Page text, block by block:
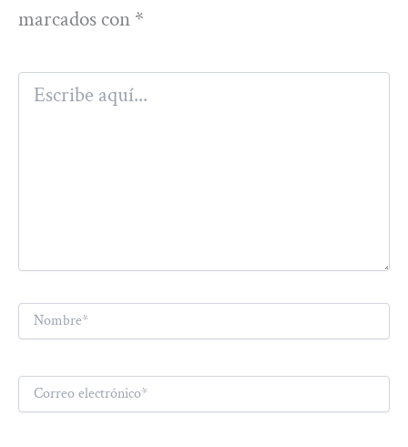
marcados con *
aquí...
Nombre*
Correo
electrónico*